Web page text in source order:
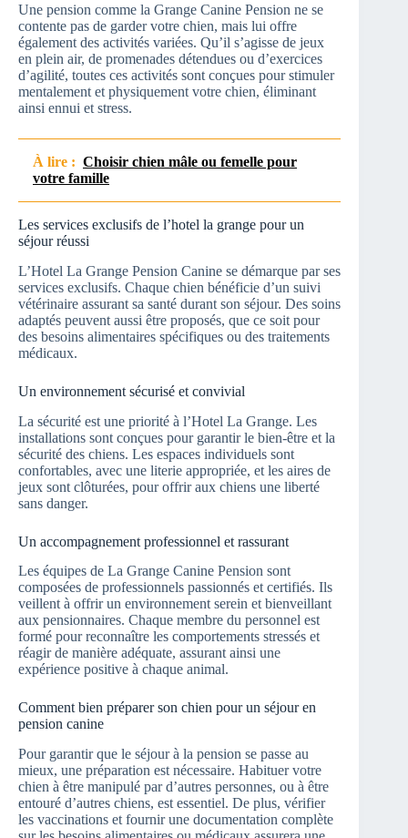
Une pension comme la Grange Canine Pension ne se
contente pas de garder votre chien, mais lui offre
également des activités variées. Qu’il s’agisse de jeux
en plein air, de promenades détendues ou d’exercices
d’agilité, toutes ces activités sont conçues pour stimuler
mentalement et physiquement votre chien, éliminant
ainsi ennui et stress.
À lire : Choisir chien mâle ou femelle pour
votre famille
Les services exclusifs de l’hotel la grange pour un
séjour réussi
L’Hotel La Grange Pension Canine se démarque par ses
services exclusifs. Chaque chien bénéficie d’un suivi
vétérinaire assurant sa santé durant son séjour. Des soins
adaptés peuvent aussi être proposés, que ce soit pour
des besoins alimentaires spécifiques ou des traitements
médicaux.
Un environnement sécurisé et convivial
La sécurité est une priorité à l’Hotel La Grange. Les
installations sont conçues pour garantir le bien-être et la
sécurité des chiens. Les espaces individuels sont
confortables, avec une literie appropriée, et les aires de
jeux sont clôturées, pour offrir aux chiens une liberté
sans danger.
Un accompagnement professionnel et rassurant
Les équipes de La Grange Canine Pension sont
composées de professionnels passionnés et certifiés. Ils
veillent à offrir un environnement serein et bienveillant
aux pensionnaires. Chaque membre du personnel est
formé pour reconnaître les comportements stressés et
réagir de manière adéquate, assurant ainsi une
expérience positive à chaque animal.
Comment bien préparer son chien pour un séjour en
pension canine
Pour garantir que le séjour à la pension se passe au
mieux, une préparation est nécessaire. Habituer votre
chien à être manipulé par d’autres personnes, ou à être
entouré d’autres chiens, est essentiel. De plus, vérifier
les vaccinations et fournir une documentation complète